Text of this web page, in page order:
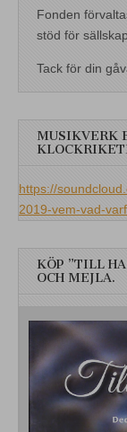
Fonden
stöd för
Tack för din
MUSIKVERK
https://
2019-vem-vad-
KÖP ”TILL
OCH MEJLA.